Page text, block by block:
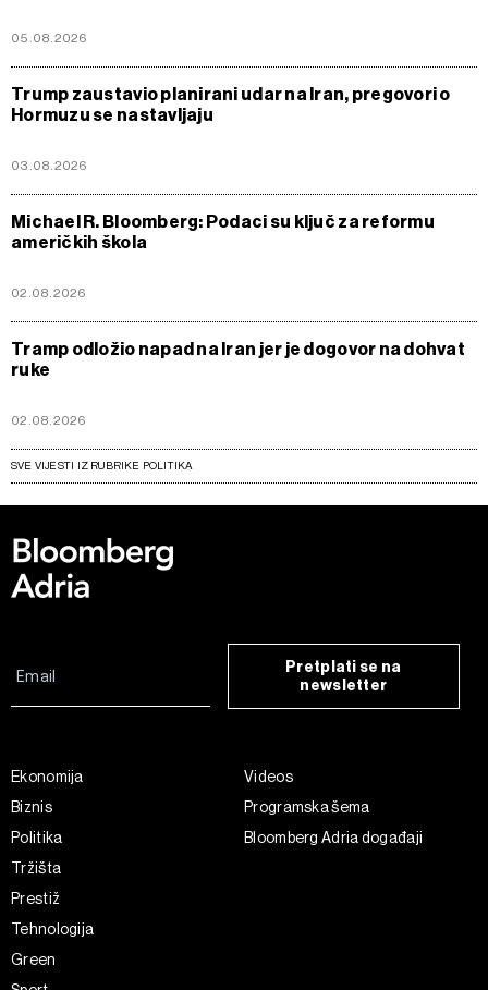
05.08.2026
Trump zaustavio planirani udar na Iran, pregovori o
Hormuzu se nastavljaju
03.08.2026
Michael R. Bloomberg: Podaci su ključ za reformu
američkih škola
02.08.2026
Tramp odložio napad na Iran jer je dogovor na dohvat
ruke
02.08.2026
SVE VIJESTI IZ RUBRIKE POLITIKA
Pretplati se na
newsletter
Ekonomija
Biznis
Politika
Tržišta
Prestiž
Tehnologija
Green
Videos
Programska šema
Bloomberg Adria događaji